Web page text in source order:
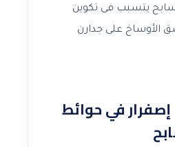
يتسبب فى تكوين
الأوساخ على جدارن
في حوائط